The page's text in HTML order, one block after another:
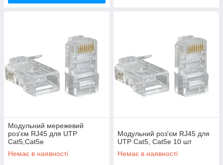
Модульний мережевий
роз'єм RJ45 для UTP
Cat5,Cat5e
Немає в наявності
Модульний роз'єм RJ45 для
UTP Cat5, Cat5e 10 шт
Немає в наявності